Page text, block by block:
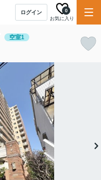
ログイン
お気に入り
0
空室1